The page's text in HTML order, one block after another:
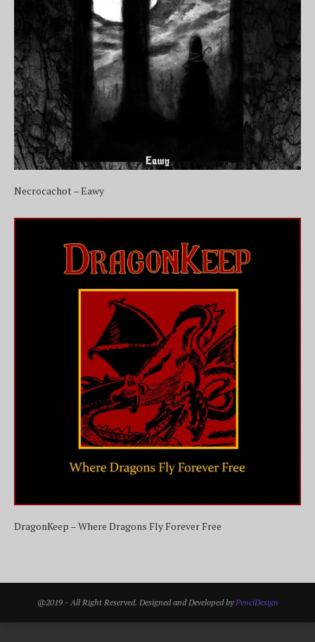
Necrocachot – Eawy
DragonKeep – Where Dragons Fly Forever Free
@2019 - All Right Reserved. Designed and Developed by PenciDesign